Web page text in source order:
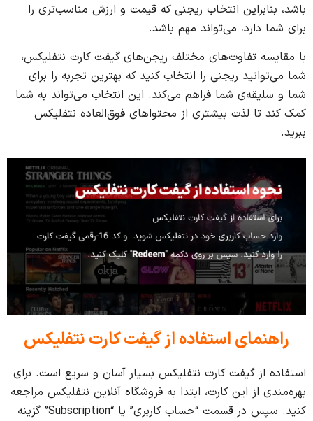
باشد، بنابراین انتخاب ریجنی که قیمت و ارزش مناسب‌تری را
برای شما دارد، می‌تواند مهم باشد.
با مقایسه تفاوت‌های مختلف ریجن‌های گیفت کارت نتفلیکس،
شما می‌توانید ریجنی را انتخاب کنید که بهترین تجربه را برای
شما و سلیقه‌ی شما فراهم می‌کند. این انتخاب می‌تواند به شما
کمک کند تا لذت بیشتری از محتواهای فوق‌العاده نتفلیکس
ببرید.
راهنمای استفاده از گیفت کارت نتفلیکس
استفاده از گیفت کارت نتفلیکس بسیار آسان و سریع است. برای
بهره‌مندی از این کارت، ابتدا به فروشگاه آنلاین نتفلیکس مراجعه
کنید. سپس در قسمت “حساب کاربری” یا “Subscription” گزینه